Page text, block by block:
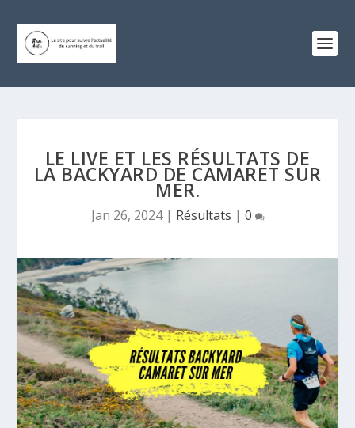
LE LIVE ET LES RÉSULTATS DE
LA BACKYARD DE CAMARET SUR
MER.
Jan 26, 2024| Résultats | 0